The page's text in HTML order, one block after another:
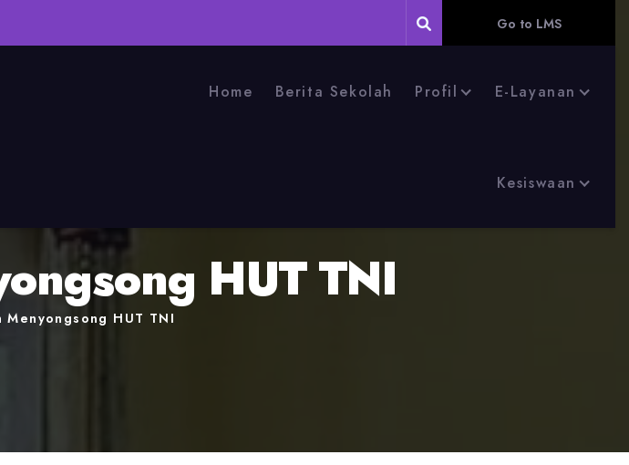
Go to LMS
Home Berita Sekolah Profil E-Layanan
Kesiswaan
HUT TNI
Menyongsong HUT TNI